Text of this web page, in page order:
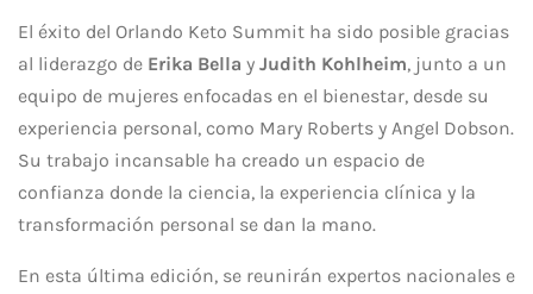
El éxito del Orlando Keto Summit ha sido posible gracias
al liderazgo de Erika Bella y Judith Kohlheim, junto a un
equipo de mujeres enfocadas en el bienestar, desde su
experiencia personal, como Mary Roberts y Angel Dobson.
Su trabajo incansable ha creado un espacio de
confianza donde la ciencia, la experiencia clínica y la
transformación personal se dan la mano.
En esta última edición, se reunirán expertos nacionales e